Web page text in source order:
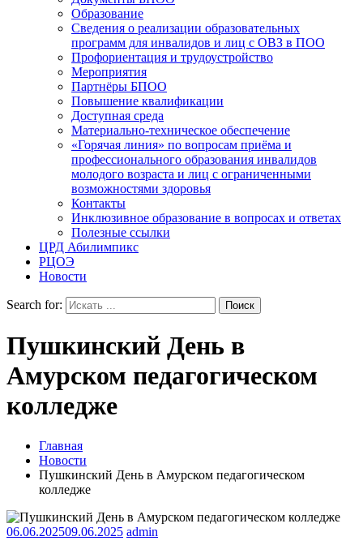
Образование
Сведения о реализации образовательных
программ для инвалидов и лиц с ОВЗ в ПОО
Профориентация и трудоустройство
Мероприятия
Партнёры БПОО
Повышение квалификации
Доступная среда
Материально-техническое обеспечение
«Горячая линия» по вопросам приёма и
профессионального образования инвалидов
молодого возраста и лиц с ограниченными
возможностями здоровья
Контакты
Инклюзивное образование в вопросах и ответах
Полезные ссылки
ЦРД Абилимпикс
РЦОЭ
Новости
Search for:
Пушкинский День в
Амурском педагогическом
колледже
Главная
Новости
Пушкинский День в Амурском педагогическом
колледже
06.06.202509.06.2025 admin